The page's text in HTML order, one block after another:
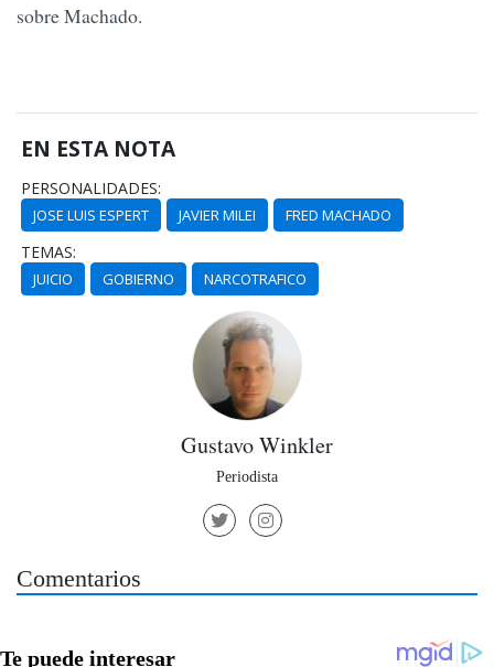
sobre Machado.
EN ESTA NOTA
PERSONALIDADES:
JOSE LUIS ESPERT JAVIER MILEI FRED MACHADO
TEMAS:
JUICIO GOBIERNO NARCOTRAFICO
Gustavo Winkler
Periodista
Comentarios